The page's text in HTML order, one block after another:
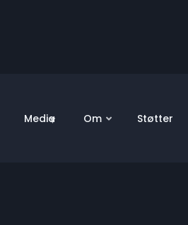
Media Om Støtter